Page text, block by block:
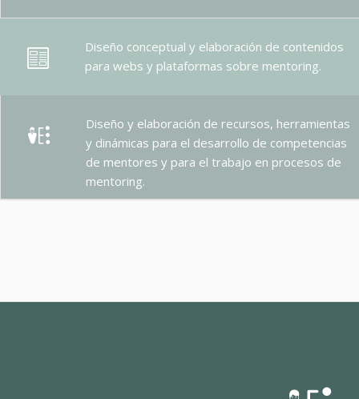
Diseño conceptual y elaboración de contenidos
para webs y plataformas sobre mentoring.
Diseño y elaboración de recursos, herramientas
y dinámicas para el desarrollo de competencias
de mentores y para el trabajo en procesos de
mentoring.